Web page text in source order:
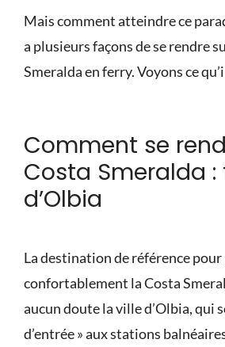
Mais comment atteindre ce
a plusieurs façons de se rendre
Smeralda en ferry. Voyons ce
Comment se
Costa Smeralda :
d’Olbia
La destination de référence
confortablement la Costa
aucun doute la ville d’Olbia, qui
d’entrée » aux stations